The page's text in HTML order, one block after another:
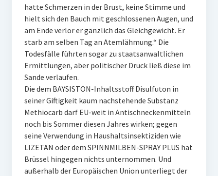
hatte Schmerzen in der Brust, keine Stimme und
hielt sich den Bauch mit geschlossenen Augen, und
am Ende verlor er gänzlich das Gleichgewicht. Er
starb am selben Tag an Atemlähmung.“ Die
Todesfälle führten sogar zu staatsanwaltlichen
Ermittlungen, aber politischer Druck ließ diese im
Sande verlaufen.
Die dem BAYSISTON-Inhaltsstoff Disulfuton in
seiner Giftigkeit kaum nachstehende Substanz
Methiocarb darf EU-weit in Antischneckenmitteln
noch bis Sommer diesen Jahres wirken; gegen
seine Verwendung in Haushaltsinsektiziden wie
LIZETAN oder dem SPINNMILBEN-SPRAY PLUS hat
Brüssel hingegen nichts unternommen. Und
außerhalb der Europäischen Union unterliegt der